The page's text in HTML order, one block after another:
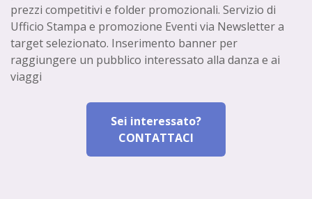
prezzi competitivi e folder promozionali. Servizio di
Ufficio Stampa e promozione Eventi via Newsletter a
target selezionato. Inserimento banner per
raggiungere un pubblico interessato alla danza e ai
viaggi
Sei interessato?
CONTATTACI